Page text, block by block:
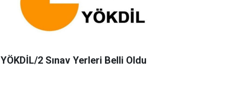
YÖKDİL/2 Sınav Yerleri Belli Oldu